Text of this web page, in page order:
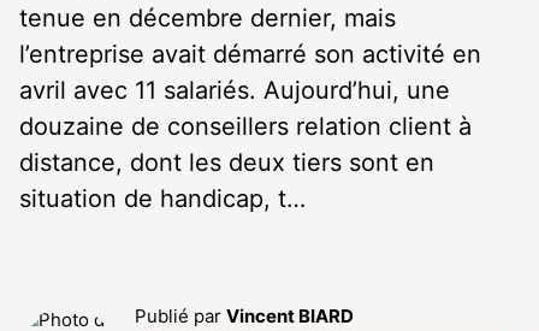
tenue en décembre dernier, mais
l’entreprise avait démarré son activité en
avril avec 11 salariés. Aujourd’hui, une
douzaine de conseillers relation client à
distance, dont les deux tiers sont en
situation de handicap, t…
Publié par Vincent BIARD